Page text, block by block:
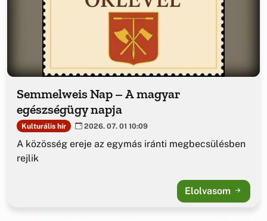
Semmelweis Nap – A magyar
egészségügy napja
Kulturális hír 2026. 07. 01 10:09
A közösség ereje az egymás iránti megbecsülésben
rejlik
Elolvasom